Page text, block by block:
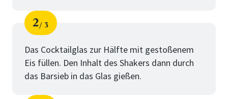
Schritt
2
von
3
Das Cocktailglas zur Hälfte mit gestoßenem
Eis füllen. Den Inhalt des Shakers dann durch
das Barsieb in das Glas gießen.